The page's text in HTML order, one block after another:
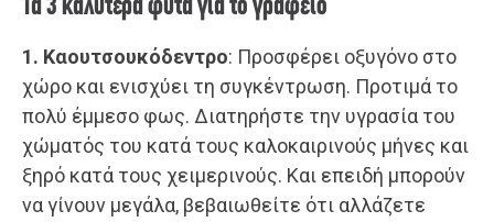
Τα 3 καλύτερα φυτά για το γραφείο
1. Καουτσουκόδεντρο: Προσφέρει οξυγόνο στο
χώρο και ενισχύει τη συγκέντρωση. Προτιμά το
πολύ έμμεσο φως. Διατηρήστε την υγρασία του
χώματός του κατά τους καλοκαιρινούς μήνες και
ξηρό κατά τους χειμερινούς. Και επειδή μπορούν
να γίνουν μεγάλα, βεβαιωθείτε ότι αλλάζετε